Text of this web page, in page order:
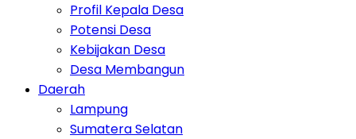
Profil Kepala Desa
Potensi Desa
Kebijakan Desa
Desa Membangun
Daerah
Lampung
Sumatera Selatan